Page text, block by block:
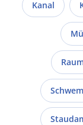
Kanal